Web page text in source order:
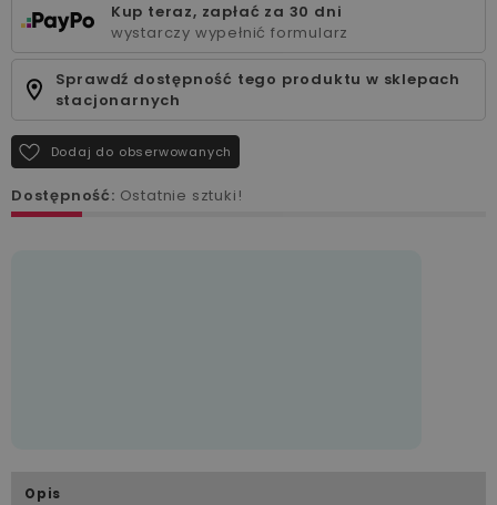
Kup teraz, zapłać za 30 dni
wystarczy wypełnić formularz
Sprawdź dostępność tego produktu w sklepach
stacjonarnych
Dodaj do obserwowanych
Dostępność: Ostatnie sztuki!
Opis